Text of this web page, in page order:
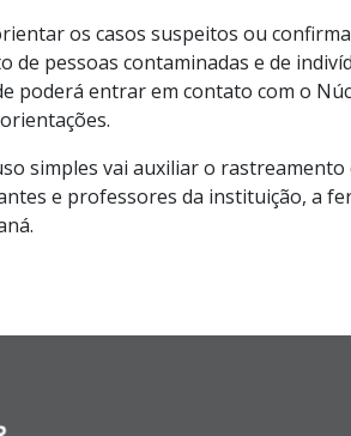
os casos suspeitos ou
pessoas contaminadas e de
poderá entrar em contato com o
simples vai auxiliar o
e professores da instituição, a